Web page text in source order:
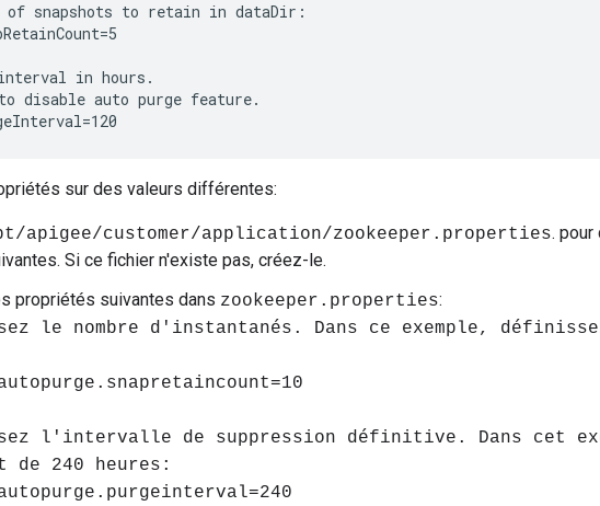
of snapshots to retain in dataDir:
in hours.
disable auto purge feature.
sur des valeurs différentes:
apigee/customer/application/zookeeper.properties. pour
Si ce fichier n'existe pas, créez-le.
propriétés suivantes dans zookeeper.properties:
le nombre d'instantanés. Dans ce exemple,
l'intervalle de suppression définitive. Dans cet
de 240 heures: